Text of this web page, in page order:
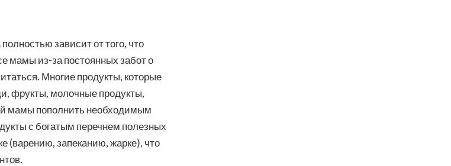
зависит от того, что
мамы из-за постоянных забот о
Многие продукты, которые
фрукты, молочные продукты,
мамы пополнить необходимым
с богатым перечнем полезных
(варению, запеканию, жарке), что